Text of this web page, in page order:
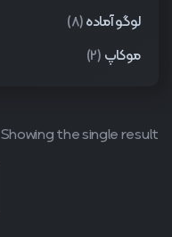
لوگو آماده(8)
موکاپ (2)
Showing the single result